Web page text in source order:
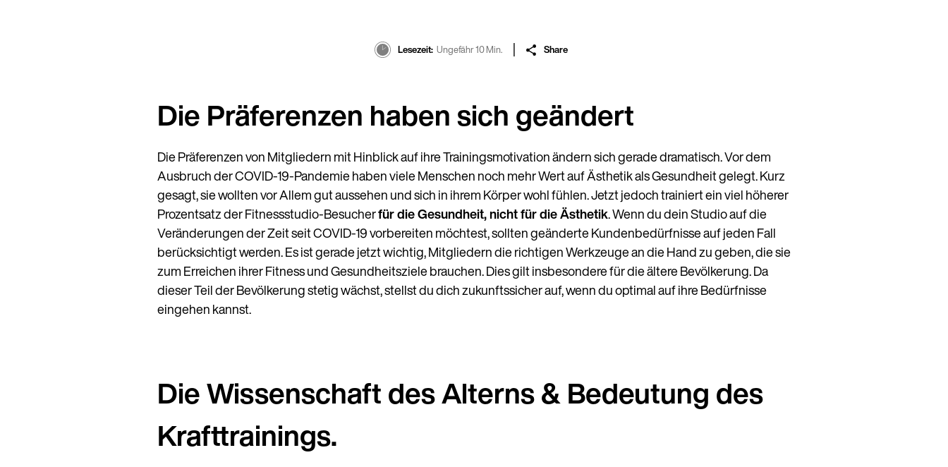
Lesezeit Ungefähr 10 Min. Share
Die Präferenzen haben sich geändert
Die Präferenzen von Mitgliedern mit Hinblick auf ihre Trainingsmotivation ändern sich gerade dramatisch. Vor dem
Ausbruch der COVID-19-Pandemie haben viele Menschen noch mehr Wert auf Ästhetik als Gesundheit gelegt. Kurz
gesagt, sie wollten vor Allem gut aussehen und sich in ihrem Körper wohl fühlen. Jetzt jedoch trainiert ein viel höherer
Prozentsatz der Fitnessstudio-Besucherfür die Gesundheit, nicht für die Ästhetik. Wenn du dein Studio auf die
Veränderungen der Zeit seit COVID-19 vorbereiten möchtest, sollten geänderte Kundenbedürfnisse auf jeden Fall
berücksichtigt werden. Es ist gerade jetzt wichtig, Mitgliedern die richtigen Werkzeuge an die Hand zu geben, die sie
zum Erreichen ihrer Fitness und Gesundheitsziele brauchen. Dies gilt insbesondere für die ältere Bevölkerung. Da
dieser Teil der Bevölkerung stetig wächst, stellst du dich zukunftssicher auf, wenn du optimal auf ihre Bedürfnisse
eingehen kannst.
Die Wissenschaft des Alterns & Bedeutung des
Krafttrainings.